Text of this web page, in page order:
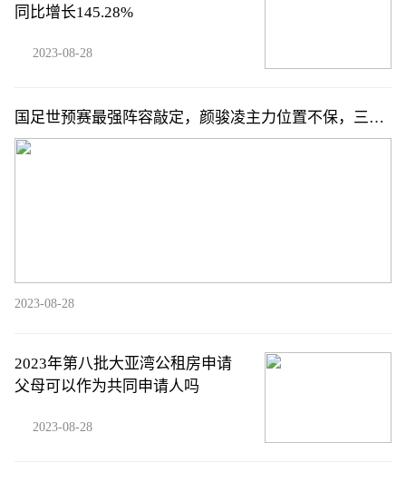
同比增长145.28%
2023-08-28
国足世预赛最强阵容敲定，颜骏凌主力位置不保，三位
归化球员发挥关键作用
2023-08-28
2023年第八批大亚湾公租房申请
父母可以作为共同申请人吗
2023-08-28